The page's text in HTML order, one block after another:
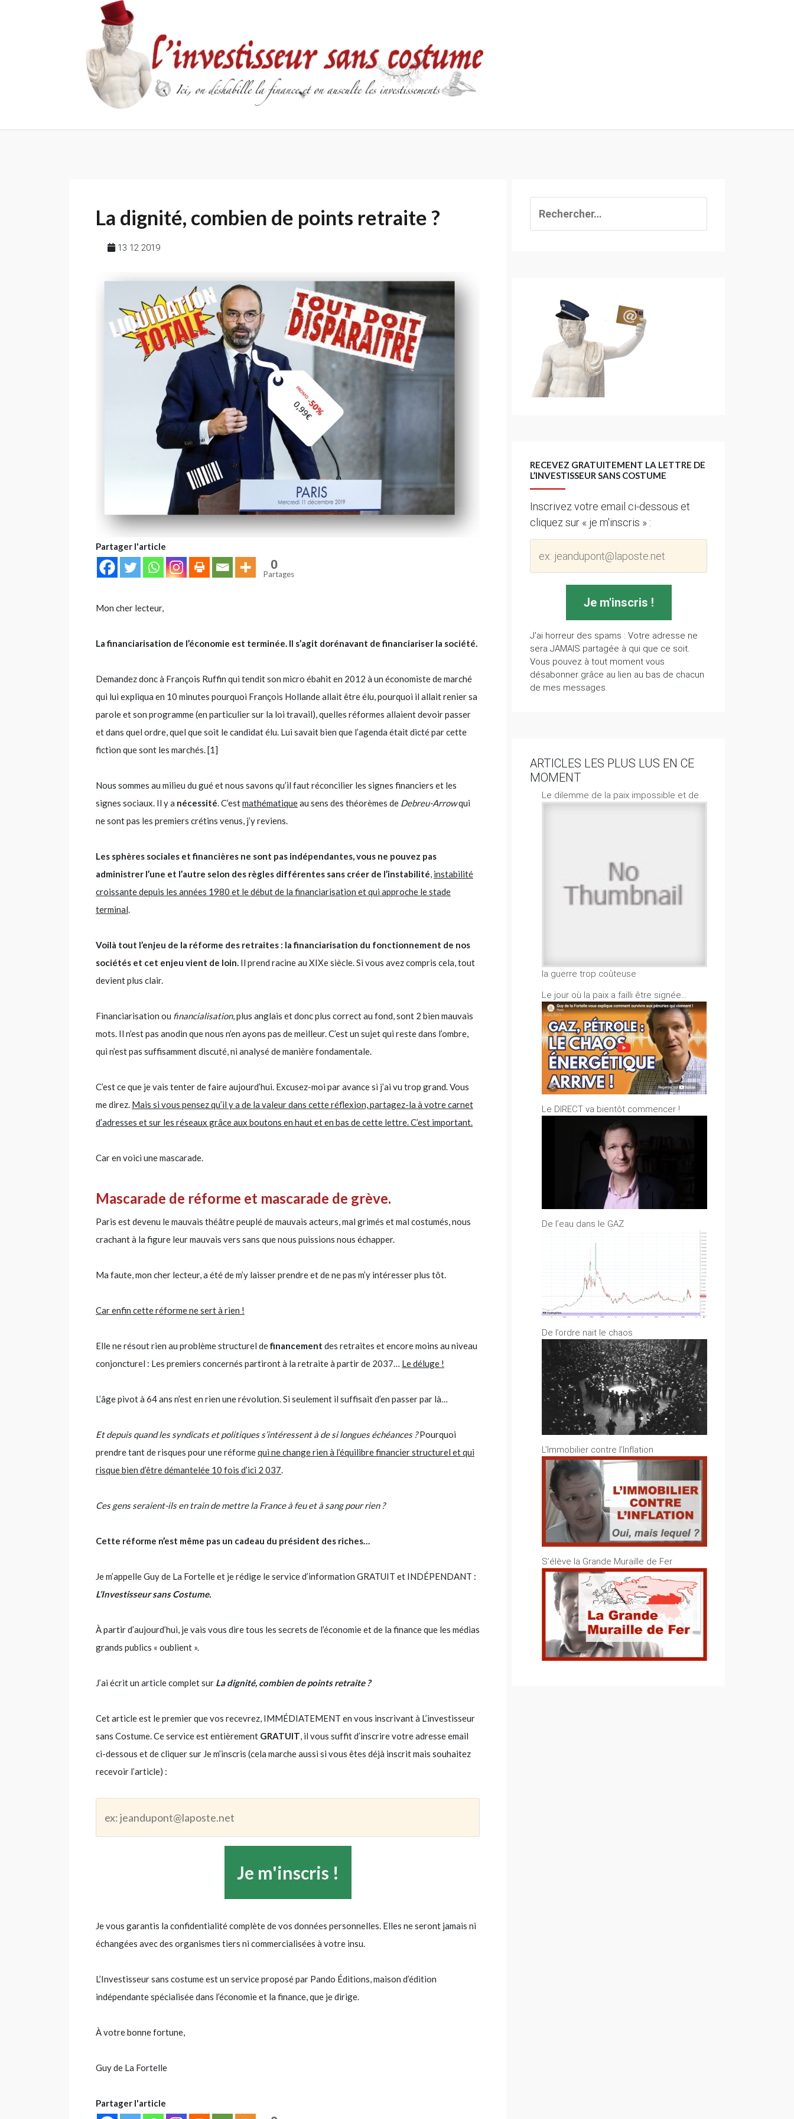
confidentialité
La dignité, combien de points retraite ?
13 12 2019
Partager l'article
0
Partages
Mon cher lecteur,
La financiarisation de l’économie est terminée. Il s’agit dorénavant de financiariser la société.
Demandez donc à François Ruffin qui tendit son micro ébahit en 2012 à un économiste de marché
qui lui expliqua en 10 minutes pourquoi François Hollande allait être élu, pourquoi il allait renier sa
parole et son programme (en particulier sur la loi travail), quelles réformes allaient devoir passer
et dans quel ordre, quel que soit le candidat élu. Lui savait bien que l’agenda était dicté par cette
fiction que sont les marchés. [1]
Nous sommes au milieu du gué et nous savons qu’il faut réconcilier les signes financiers et les
signes sociaux. Il y a nécessité. C’estmathématiqueau sens des théorèmes de Debreu-Arrowqui
ne sont pas les premiers crétins venus, j’y reviens.
Les sphères sociales et financières ne sont pas indépendantes, vous ne pouvez pas
administrer l’une et l’autre selon des règles différentes sans créer de l’instabilité, instabilité
croissante depuis les années 1980 et le début de la financiarisation et qui approche le stade
terminal.
Voilà tout l’enjeu de la réforme des retraites : la financiarisation du fonctionnement de nos
sociétés et cet enjeu vient de loin. Il prend racine au XIXe siècle. Si vous avez compris cela, tout
devient plus clair.
Financiarisation ou financialisation, plus anglais et donc plus correct au fond, sont 2 bien mauvais
mots. Il n’est pas anodin que nous n’en ayons pas de meilleur. C’est un sujet qui reste dans l’ombre,
qui n’est pas suffisamment discuté, ni analysé de manière fondamentale.
C’est ce que je vais tenter de faire aujourd’hui. Excusez-moi par avance si j’ai vu trop grand. Vous
me direz. Mais si vous pensez qu’il y a de la valeur dans cette réflexion, partagez-la à votre carnet
d’adresses et sur les réseaux grâce aux boutons en haut et en bas de cette lettre. C’est important.
Car en voici une mascarade.
Mascarade de réforme et mascarade de grève.
Paris est devenu le mauvais théâtre peuplé de mauvais acteurs, mal grimés et mal costumés, nous
crachant à la figure leur mauvais vers sans que nous puissions nous échapper.
Ma faute, mon cher lecteur, a été de m’y laisser prendre et de ne pas m’y intéresser plus tôt.
Car enfin cette réforme ne sert à rien !
Elle ne résout rien au problème structurel definancement des retraites et encore moins au niveau
conjoncturel : Les premiers concernés partiront à la retraite à partir de 2037… Le déluge !
L’âge pivot à 64 ans n’est en rien une révolution. Si seulement il suffisait d’en passer par là…
Et depuis quand les syndicats et politiques s’intéressent à de si longues échéances ?Pourquoi
prendre tant de risques pour une réformequi ne change rien à l’équilibre financier structurel et qui
risque bien d’être démantelée 10 fois d’ici 2 037.
Ces gens seraient-ils en train de mettre la France à feu et à sang pour rien ?
Cette réforme n’est même pas un cadeau du président des riches…
Je m’appelle Guy de La Fortelle et je rédige le service d’information GRATUIT et INDÉPENDANT :
L’Investisseur sans Costume.
À partir d’aujourd’hui, je vais vous dire tous les secrets de l’économie et de la finance que les médias
grands publics « oublient ».
J’ai écrit un article complet sur La dignité, combien de points retraite ?
Cet article est le premier que vos recevrez, IMMÉDIATEMENT en vous inscrivant à L’investisseur
sans Costume. Ce service est entièrement GRATUIT, il vous suffit d’inscrire votre adresse email
ci-dessous et de cliquer sur Je m’inscris (cela marche aussi si vous êtes déjà inscrit mais souhaitez
recevoir l’article) :
Je vous garantis la confidentialité complète de vos données personnelles. Elles ne seront jamais ni
échangées avec des organismes tiers ni commercialisées à votre insu.
L’Investisseur sans costume est un service proposé par Pando Éditions, maison d’édition
indépendante spécialisée dans l’économie et la finance, que je dirige.
À votre bonne fortune,
Guy de La Fortelle
Partager l'article
RECEVEZ GRATUITEMENT LA LETTRE DE
L’INVESTISSEUR SANS COSTUME
Inscrivez votre email ci-dessous et
cliquez sur « je m'inscris » :
J'ai horreur des spams : Votre adresse ne
sera JAMAIS partagée à qui que ce soit.
Vous pouvez à tout moment vous
désabonner grâce au lien au bas de chacun
de mes messages.
ARTICLES LES PLUS LUS EN CE
MOMENT
Le dilemme de la paix impossible et de
la guerre trop coûteuse
Le jour où la paix a failli être signée…
Le DIRECT va bientôt commencer !
De l’eau dans le GAZ
De l’ordre nait le chaos
L’Immobilier contre l’Inflation
S’élève la Grande Muraille de Fer